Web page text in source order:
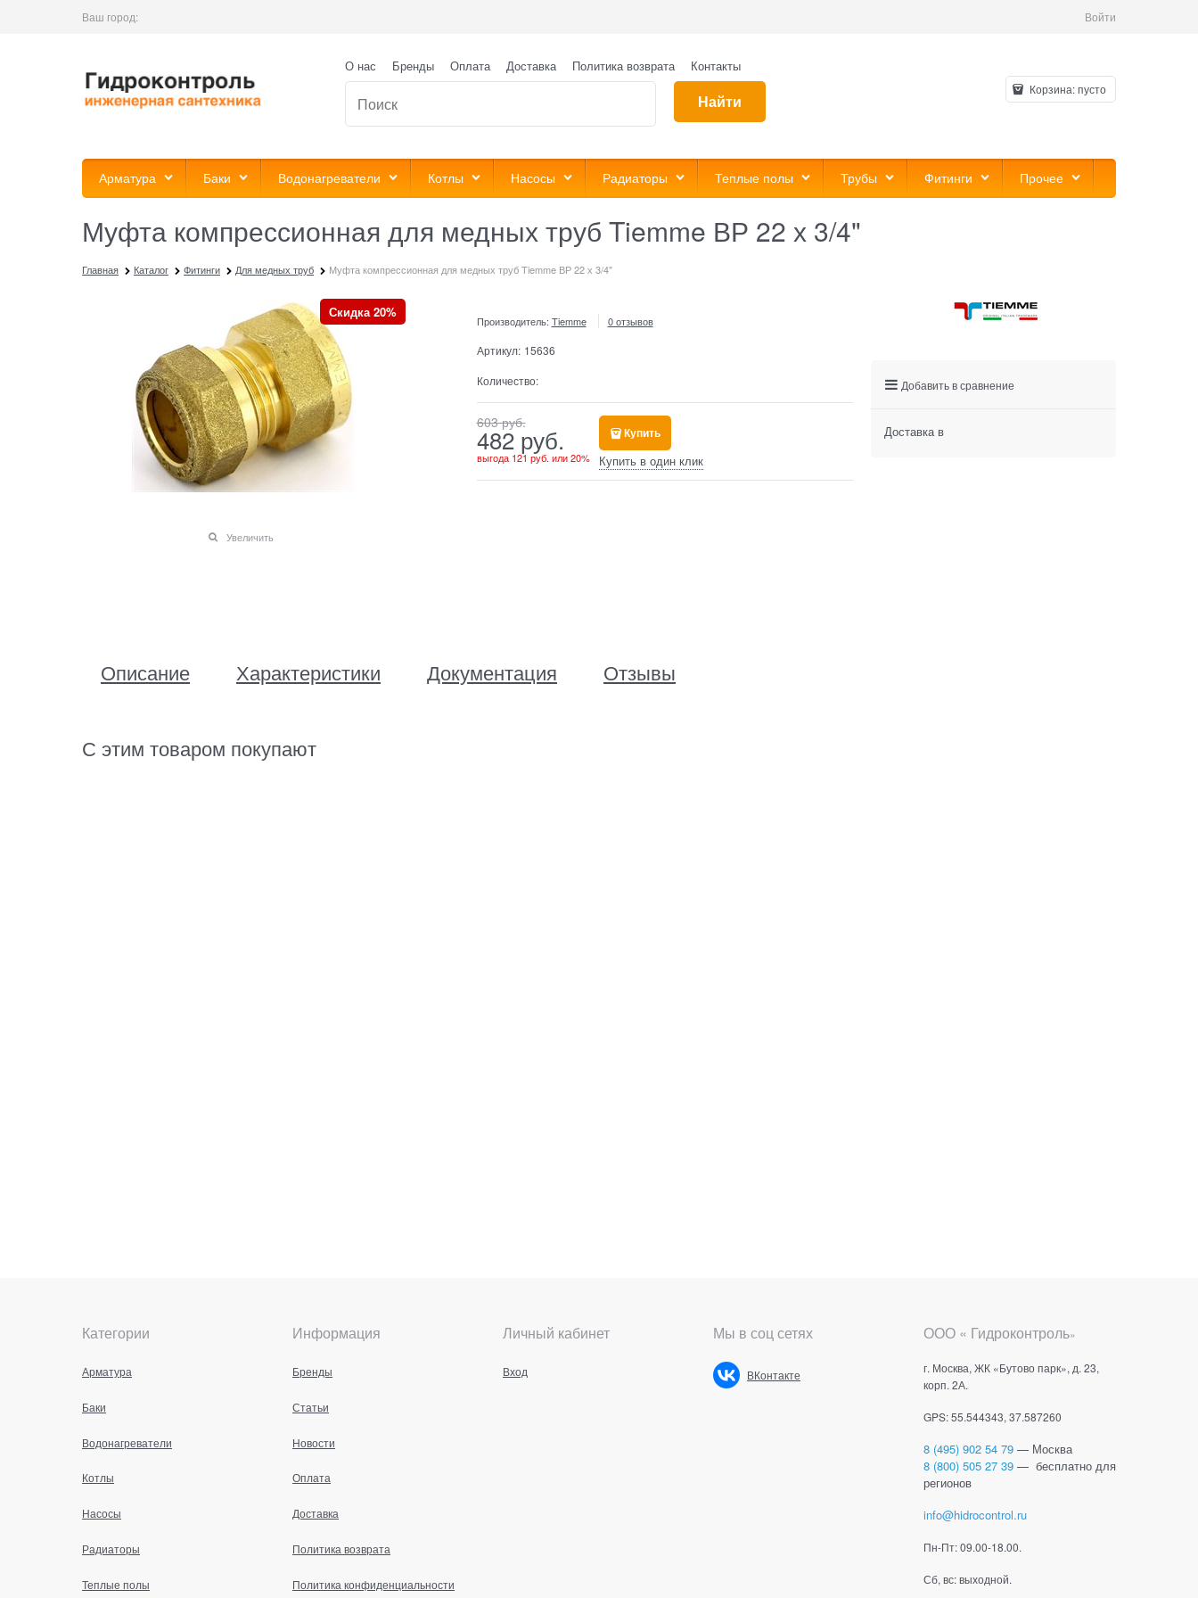
Ваш город: Войти
О нас Бренды Оплата Доставка Политика возврата Контакты
Найти
Корзина:пусто
Арматура Баки Водонагреватели Котлы Насосы Радиаторы Теплые полы Трубы Фитинги Прочее
Муфта компрессионная для медных труб Tiemme ВР 22 х 3/4"
Главная Каталог Фитинги Для медных труб Муфта компрессионная для медных труб Tiemme ВР 22 х 3/4"
Скидка 20%
Увеличить
Производитель: Tiemme 0 отзывов
Артикул: 15636
Количество:
603 руб.
482 руб.
выгода 121 руб. или20%
Купить
Купить в один клик
Описание Характеристики Документация Отзывы
С этим товаром покупают
Добавить в сравнение
Доставка в
Категории
Арматура
Баки
Водонагреватели
Котлы
Насосы
Радиаторы
Теплые полы
Информация
Бренды
Статьи
Новости
Оплата
Доставка
Политика возврата
Политика конфиденциальности
Личный кабинет
Вход
Мы в соц сетях
ВКонтакте
ООО « Гидроконтроль»
г. Москва, ЖК «Бутово парк», д. 23,
корп. 2А.
GPS: 55.544343, 37.587260
8 (495) 902 54 79 — Москва
8 (800) 505 27 39 — бесплатно для
регионов
info@hidrocontrol.ru
Пн-Пт: 09.00-18.00.
Сб, вс: выходной.